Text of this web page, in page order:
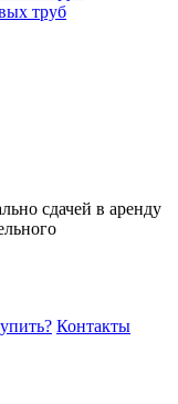
труб
сдачей в аренду
Контакты